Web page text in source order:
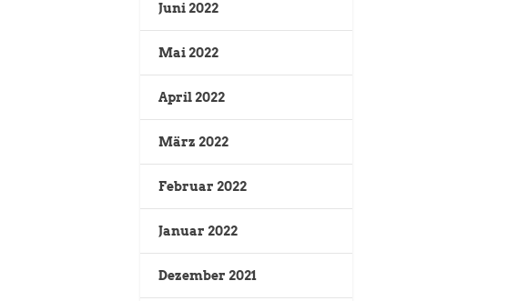
Juni 2022
Mai 2022
April 2022
März 2022
Februar 2022
Januar 2022
Dezember 2021